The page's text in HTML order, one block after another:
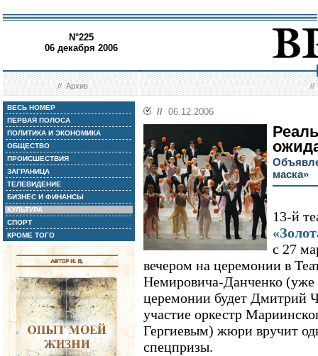
N°225
06 декабря 2006
//Архив //
ВЕСЬ НОМЕР
ПЕРВАЯ ПОЛОСА
ПОЛИТИКА И ЭКОНОМИКА
ОБЩЕСТВО
ПРОИСШЕСТВИЯ
ЗАГРАНИЦА
ТЕЛЕВИДЕНИЕ
БИЗНЕС И ФИНАНСЫ
КУЛЬТУРА
СПОРТ
КРОМЕ ТОГО
// 06.12.2006
маска»
13-й
с 27
вечером на церемонии в
Немировича-Данченко (уже
церемонии будет Дмитрий
участие оркестр
Гергиевым) жюри вручит
спецпризы.